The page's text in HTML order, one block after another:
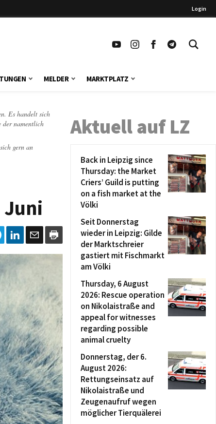
Login
MELDER MARKTPLATZ
Es handelt sich
der namentlich
gern an
Juni
Aktuell auf LZ
Back in Leipzig since
Thursday: the Market
Criers’ Guild is putting
on a fish market at the
Völki
Seit Donnerstag
wieder in Leipzig: Gilde
der Marktschreier
gastiert mit Fischmarkt
am Völki
Thursday, 6 August
2026: Rescue operation
on Nikolaistraße and
appeal for witnesses
regarding possible
animal cruelty
Donnerstag, der 6.
August 2026:
Rettungseinsatz auf
Nikolaistraße und
Zeugenaufruf wegen
möglicher Tierquälerei